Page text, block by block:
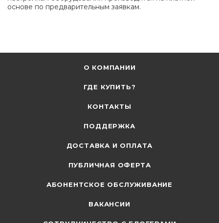
основе по предварительным заявкам.
О КОМПАНИИ
ГДЕ КУПИТЬ?
КОНТАКТЫ
ПОДДЕРЖКА
ДОСТАВКА И ОПЛАТА
ПУБЛИЧНАЯ ОФЕРТА
АБОНЕНТСКОЕ ОБСЛУЖИВАНИЕ
ВАКАНСИИ